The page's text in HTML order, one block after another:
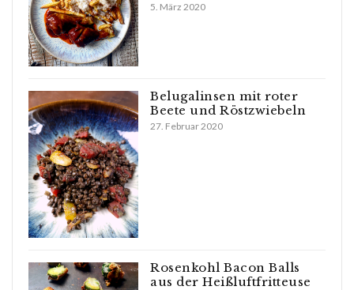
5. März 2020
Belugalinsen mit roter
Beete und Röstzwiebeln
27. Februar 2020
Rosenkohl Bacon Balls
aus der Heißluftfritteuse